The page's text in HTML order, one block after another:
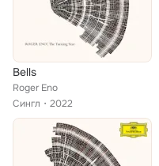
Bells
Roger Eno
Сингл
2022